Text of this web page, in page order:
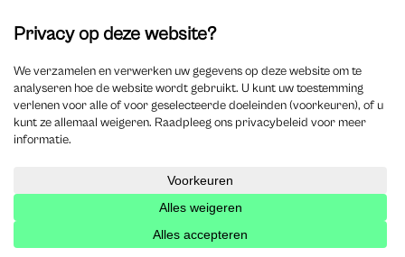
Volgen Volgen
Over ons
Jubel